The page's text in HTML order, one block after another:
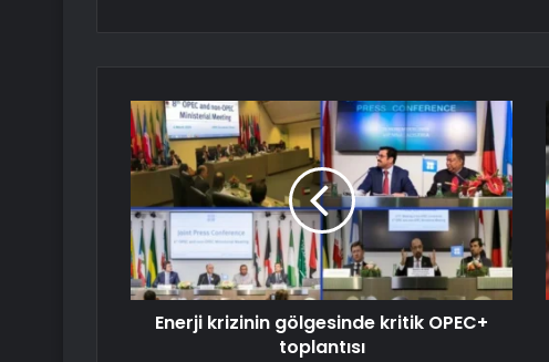
Enerji krizinin gölgesinde kritik OPEC+
toplantısı